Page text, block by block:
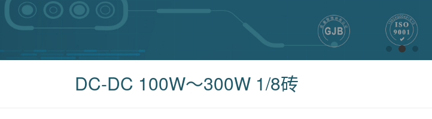
DC-DC 100W～300W 1/8砖